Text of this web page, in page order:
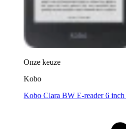
Onze keuze
Kobo
Kobo Clara BW E-reader 6